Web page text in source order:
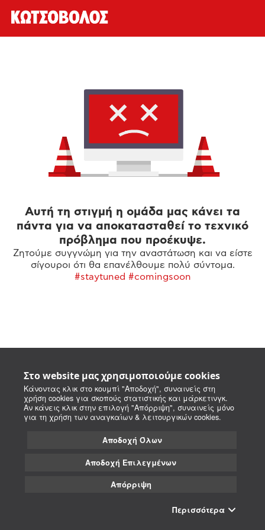
Στο website μας χρησιμοποιούμε cookies
Κάνοντας κλικ στο κουμπί "Αποδοχή", συναινείς στη
χρήση cookies για σκοπούς στατιστικής και μάρκετινγκ.
Αν κάνεις κλικ στην επιλογή "Απόρριψη", συναινείς μόνο
για τη χρήση των αναγκαίων & λειτουργικών cookies.
Αποδοχή Όλων
Αποδοχή Επιλεγμένων
Απόρριψη
Περισσότερα
Αυτή τη στιγμή η ομάδα μας κάνει τα
πάντα για να αποκατασταθεί το τεχνικό
πρόβλημα που προέκυψε.
Ζητούμε συγγνώμη για την αναστάτωση και να είστε
σίγουροι ότι θα επανέλθουμε πολύ σύντομα.
#staytuned #comingsoon